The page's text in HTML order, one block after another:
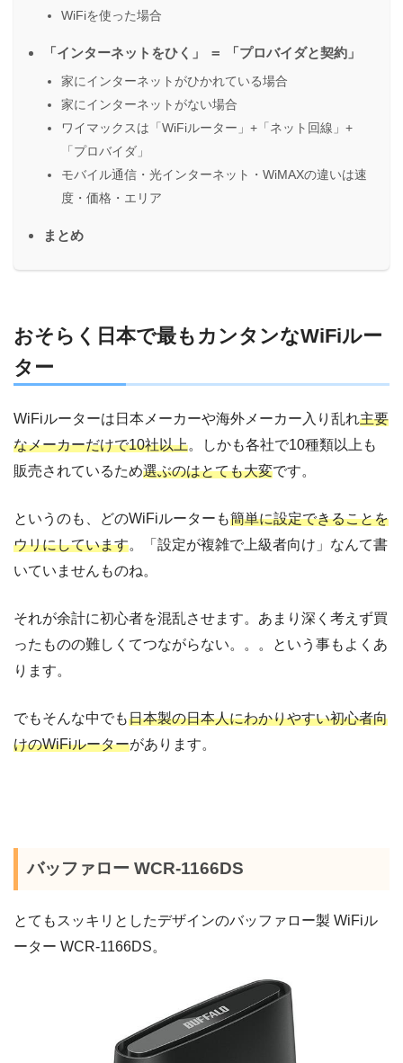
WiFiを使った場合
「インターネットをひく」 ＝ 「プロバイダと契約」
家にインターネットがひかれている場合
家にインターネットがない場合
ワイマックスは「WiFiルーター」+「ネット回線」+
「プロバイダ」
モバイル通信・光インターネット・WiMAXの違いは速
度・価格・エリア
まとめ
おそらく日本で最もカンタンなWiFiルー
ター
WiFiルーターは日本メーカーや海外メーカー入り乱れ主要
なメーカーだけで10社以上。しかも各社で10種類以上も
販売されているため選ぶのはとても大変です。
というのも、どのWiFiルーターも簡単に設定できることを
ウリにしています。「設定が複雑で上級者向け」なんて書
いていませんものね。
それが余計に初心者を混乱させます。あまり深く考えず買
ったものの難しくてつながらない。。。という事もよくあ
ります。
でもそんな中でも日本製の日本人にわかりやすい初心者向
けのWiFiルーターがあります。
バッファロー WCR-1166DS
とてもスッキリとしたデザインのバッファロー製 WiFiル
ーター WCR-1166DS。